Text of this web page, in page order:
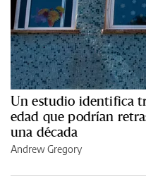
Un estudio identifica
edad que podrían
una década
Andrew Gregory